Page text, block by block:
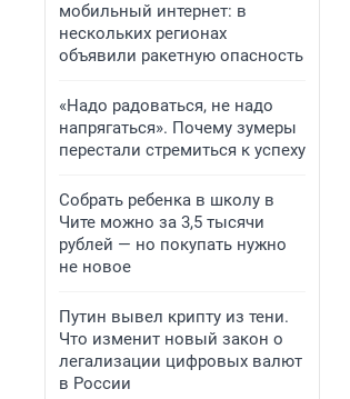
мобильный интернет: в
нескольких регионах
объявили ракетную опасность
«Надо радоваться, не надо
напрягаться». Почему зумеры
перестали стремиться к успеху
Собрать ребенка в школу в
Чите можно за 3,5 тысячи
рублей — но покупать нужно
не новое
Путин вывел крипту из тени.
Что изменит новый закон о
легализации цифровых валют
в России